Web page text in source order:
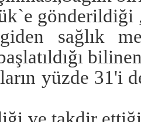
gönderildiği
giden sağlık
yüzde 31'i